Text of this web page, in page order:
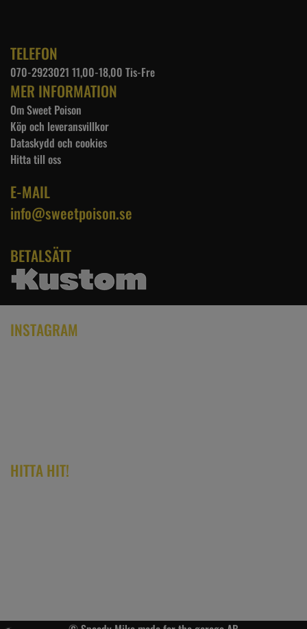
TELEFON
070-2923021 11,00-18,00 Tis-Fre
MER INFORMATION
Om Sweet Poison
Köp och leveransvillkor
Dataskydd och cookies
Hitta till oss
E-MAIL
info@sweetpoison.se
BETALSÄTT
INSTAGRAM
HITTA HIT!